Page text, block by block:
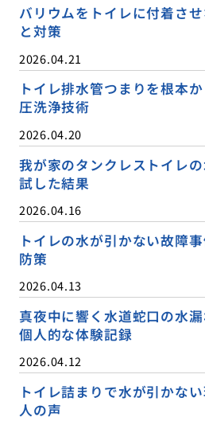
バリウムをトイレに付着さ
と対策
2026.04.21
トイレ排水管つまりを根本
圧洗浄技術
2026.04.20
我が家のタンクレストイレ
試した結果
2026.04.16
トイレの水が引かない故障
防策
2026.04.13
真夜中に響く水道蛇口の水
個人的な体験記録
2026.04.12
トイレ詰まりで水が引かな
人の声